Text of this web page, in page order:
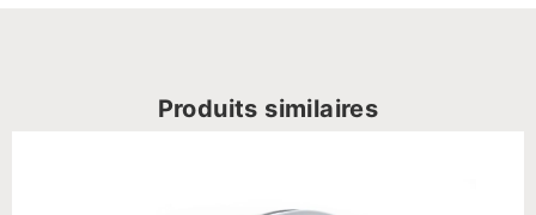
Produits similaires